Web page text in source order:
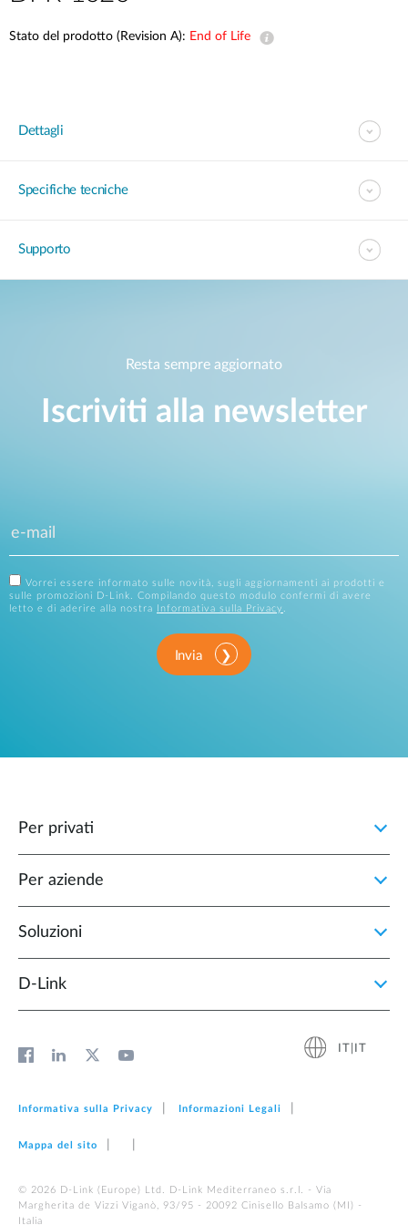
Stato del prodotto (Revision A): End of Life
Dettagli
Specifiche tecniche
Supporto
Resta sempre aggiornato
Iscriviti alla newsletter
Vorrei essere informato sulle novità, sugli aggiornamenti ai prodotti e
sulle promozioni D-Link. Compilando questo modulo confermi di avere
letto e di aderire alla nostra
Informativa sulla Privacy .
Invia
Per privati
Per aziende
Soluzioni
D‑Link
Informativa sulla Privacy Informazioni Legali
Mappa del sito
© 2026 D‑Link (Europe) Ltd. D-Link Mediterraneo s.r.l. - Via
Margherita de Vizzi Viganò, 93/95 - 20092 Cinisello Balsamo (MI) -
Italia